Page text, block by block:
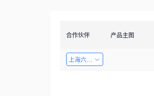
合作伙伴 产品主图
上海六梓科技有限公司